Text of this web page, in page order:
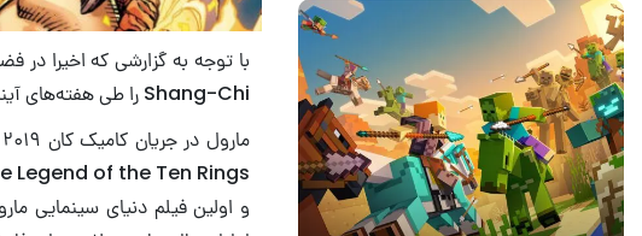
با توجه به گزارشی که اخیرا در
Shang-Chi را طی هفته‌های آینده از سر بگیرد.
و اولین فیلم دنیای سینمایی